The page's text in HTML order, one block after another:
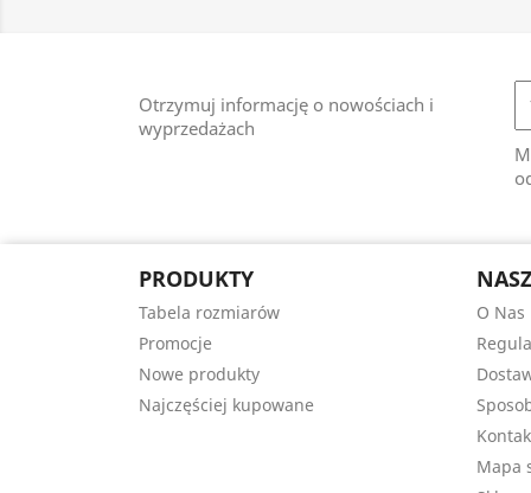
Otrzymuj informację o nowościach i
wyprzedażach
PRODUKTY
Tabela rozmiarów
Promocje
Nowe produkty
Najczęściej kupowane
O Nas
Mapa